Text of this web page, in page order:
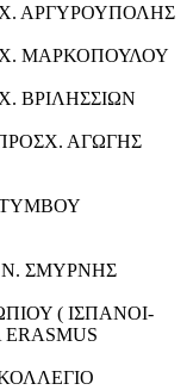
ΣΧ. ΑΡΓΥΡΟΥΠΟΛΗΣ
ΣΧ. ΜΑΡΚΟΠΟΥΛΟΥ
ΒΡΙΛΗΣΣΙΩΝ
ΠΡΟΣΧ. ΑΓΩΓΗΣ
ΤΥΜΒΟΥ
Ν. ΣΜΥΡΝΗΣ
( ΙΣΠΑΝΟΙ-
ΚΟΛΛΕΓΙΟ